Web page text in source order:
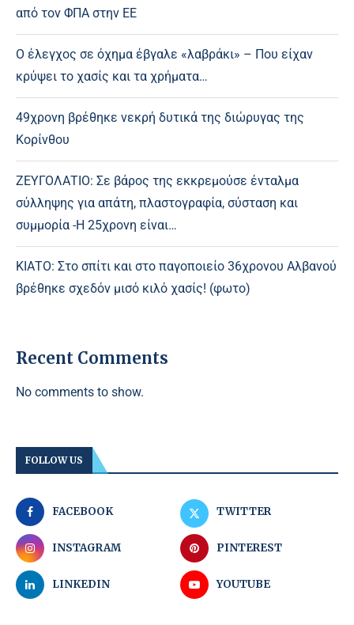
από τον ΦΠΑ στην ΕΕ
Ο έλεγχος σε όχημα έβγαλε «λαβράκι» – Που είχαν
κρύψει το χασίς και τα χρήματα…
49χρονη βρέθηκε νεκρή δυτικά της διώρυγας της
Κορίνθου
ΖΕΥΓΟΛΑΤΙΟ: Σε βάρος της εκκρεμούσε ένταλμα
σύλληψης για απάτη, πλαστογραφία, σύσταση και
συμμορία -Η 25χρονη είναι…
ΚΙΑΤΟ: Στο σπίτι και στο παγοποιείο 36χρονου Αλβανού
βρέθηκε σχεδόν μισό κιλό χασίς! (φωτο)
Recent Comments
No comments to show.
FOLLOW US
FACEBOOK TWITTER
INSTAGRAM PINTEREST
LINKEDIN YOUTUBE